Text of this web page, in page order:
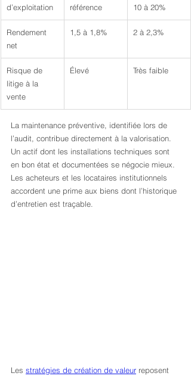
d’exploitation
référence
10 à 20%
Rendement
net
1,5 à 1,8% 2 à 2,3%
Risque de
litige à la
vente
Élevé Très faible
La maintenance préventive, identifiée lors de
l’audit, contribue directement à la valorisation.
Un actif dont les installations techniques sont
en bon état et documentées se négocie mieux.
Les acheteurs et les locataires institutionnels
accordent une prime aux biens dont l’historique
d’entretien est traçable.
Les stratégies de création de valeur reposent